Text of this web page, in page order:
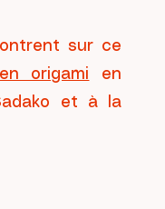
sur ce
origami en
et à la